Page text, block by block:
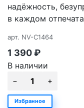
надёжность,
в каждом
арт. NV-C1464
1 390₽
В наличии
Избранное